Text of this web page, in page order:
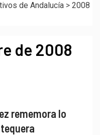
de Andalucía > 2008
de 2008
rememora lo